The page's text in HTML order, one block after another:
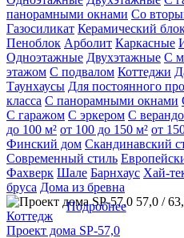
панорамными окнами Со
Газосиликат Керамический
Пеноблок Арболит Каркасные
Одноэтажные Двухэтажные С
этажом С подвалом Коттеджи
Таунхаусы Для постоянного
класса С панорамными окнами
С гаражом С эркером С
до 100 м² от 100 до 150 м² от
Финский дом Скандинавский
Современный стиль
Фахверк Шале Барнхаус Хай-
бруса Дома из бревна
Подробнее
57,0 /
Коттедж
Проект дома SP-57,0